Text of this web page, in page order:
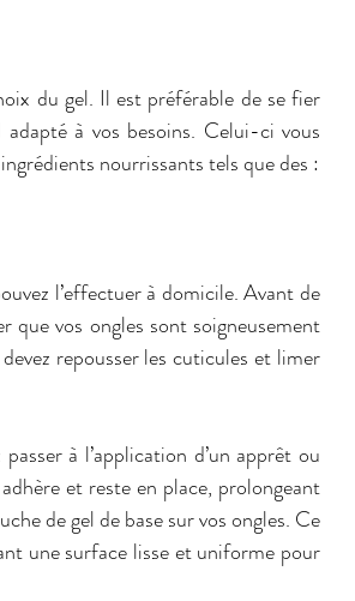
du gel. Il est préférable de se fier
à vos besoins. Celui-ci vous
nourrissants tels que des :
l’effectuer à domicile. Avant de
que vos ongles sont soigneusement
repousser les cuticules et limer
à l’application d’un apprêt ou
et reste en place, prolongeant
de gel de base sur vos ongles. Ce
une surface lisse et uniforme pour